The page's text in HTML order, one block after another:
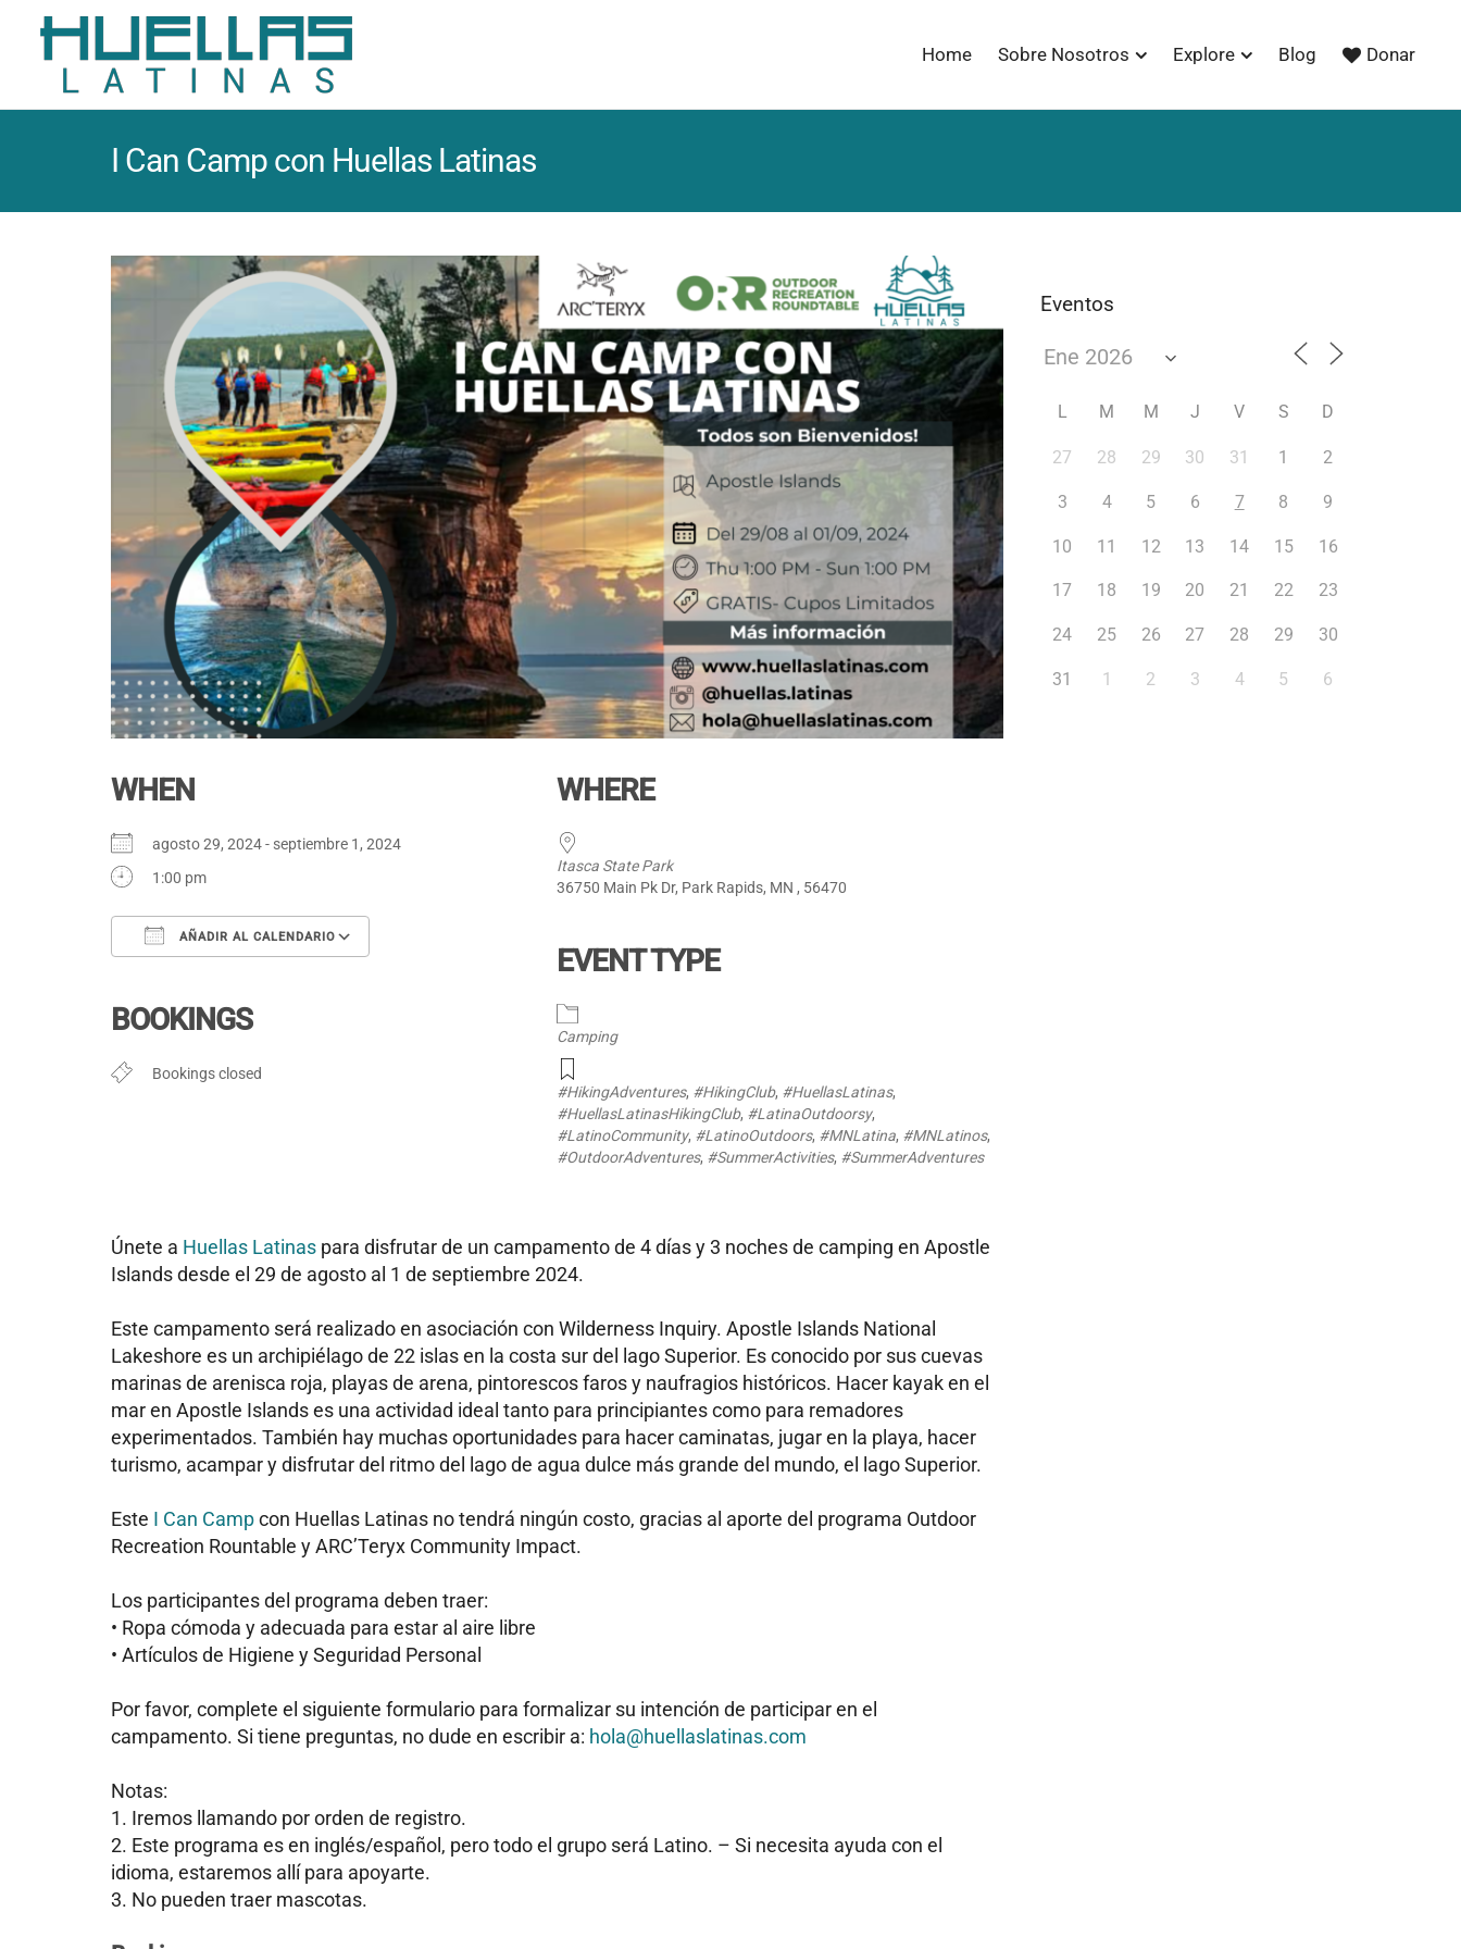
Home Sobre Nosotros Explore Blog Donar
I Can Camp con Huellas Latinas
WHEN
agosto 29, 2024 - septiembre 1, 2024
1:00 pm
AÑADIR AL CALENDARIO
iCalendar
BOOKINGS
Bookings closed
WHERE
Itasca State Park
36750 Main Pk Dr, Park Rapids, MN , 56470
EVENT TYPE
Camping
#HikingAdventures, #HikingClub, #HuellasLatinas,
#HuellasLatinasHikingClub, #LatinaOutdoorsy,
#LatinoCommunity, #LatinoOutdoors, #MNLatina, #MNLatinos,
#OutdoorAdventures, #SummerActivities, #SummerAdventures
Únete a Huellas Latinas para disfrutar de un campamento de 4 días y 3 noches de camping en Apostle
Islandsdesde el 29 de agosto al 1 de septiembre 2024.
Este campamento será realizado en asociación con Wilderness Inquiry. Apostle Islands National
Lakeshore es un archipiélago de 22 islas en la costa sur del lago Superior. Es conocido por sus cuevas
marinas de arenisca roja, playas de arena, pintorescos faros y naufragios históricos. Hacer kayak en el
mar en Apostle Islands es una actividad ideal tanto para principiantes como para remadores
experimentados. También hay muchas oportunidades para hacer caminatas, jugar en la playa, hacer
turismo, acampar y disfrutar del ritmo del lago de agua dulce más grande del mundo, el lago Superior.
Este I Can Campcon Huellas Latinas no tendrá ningún costo, gracias al aporte del programa Outdoor
Recreation Rountable y ARC’Teryx Community Impact.
Los participantes del programa deben traer:
• Ropa cómoda y adecuada para estar al aire libre
• Artículos de Higiene y Seguridad Personal
Por favor, complete el siguiente formulario para formalizar su intención de participar en el
campamento. Si tiene preguntas, no dude en escribir a: hola@huellaslatinas.com
Notas:
1. Iremos llamando por orden de registro.
2. Este programa es en inglés/español, pero todo el grupo será Latino. – Si necesita ayuda con el
idioma, estaremos allí para apoyarte.
3. No pueden traer mascotas.
Eventos
L M M J V S D
27 28 29 30 31 1 2
3 4 5 6 7 8 9
10 11 12 13 14 15 16
17 18 19 20 21 22 23
24 25 26 27 28 29 30
31 1 2 3 4 5 6